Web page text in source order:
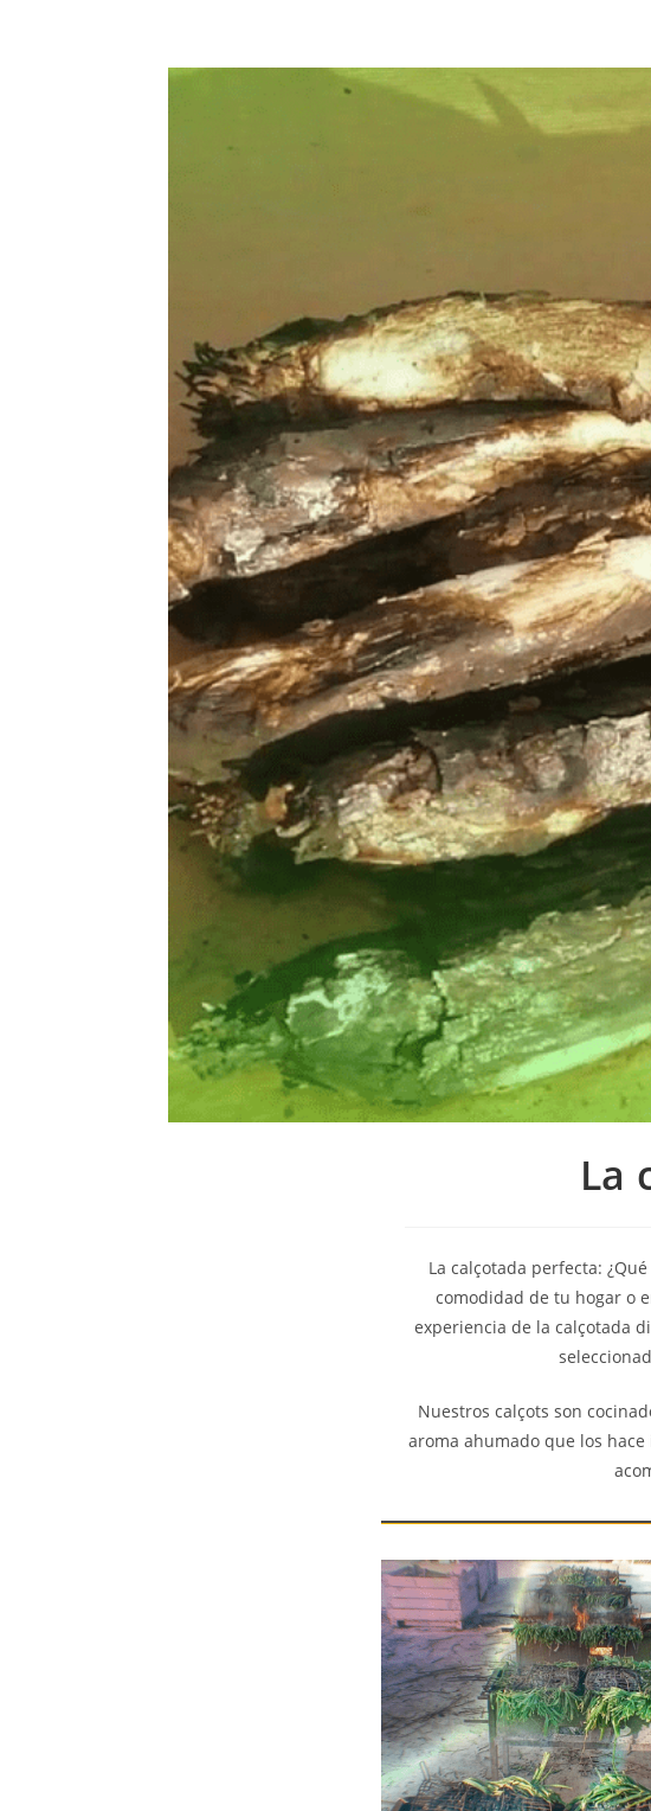
La
La calçotada perfecta:
comodidad de tu hogar o
experiencia de la calçotada
Nuestros calçots son
aroma ahumado que los